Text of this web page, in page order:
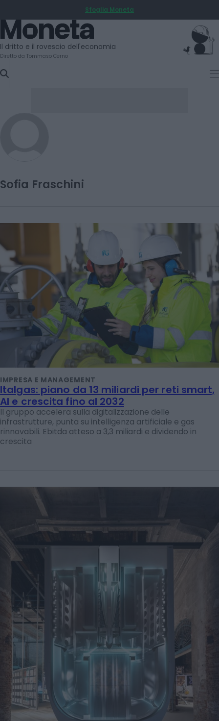
TO
CONTENT
Sfoglia Moneta
Moneta
Il dritto e il rovescio dell'economia
Diretto da Tommaso Cerno
Sofia Fraschini
IMPRESA E MANAGEMENT
Italgas: piano da 13 miliardi per reti smart,
AI e crescita fino al 2032
Il gruppo accelera sulla digitalizzazione delle
infrastrutture, punta su intelligenza artificiale e gas
rinnovabili. Ebitda atteso a 3,3 miliardi e dividendo in
crescita